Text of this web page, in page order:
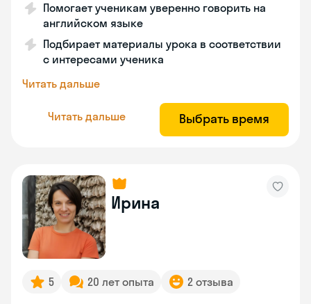
Помогает ученикам уверенно говорить на
английском языке
Подбирает материалы урока в соответствии
с интересами ученика
Читать дальше
Читать дальше Выбрать время
Ирина
5 20 лет опыта 2 отзыва